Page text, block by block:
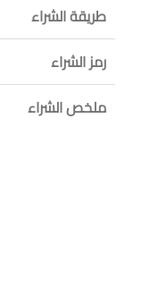
طريقة الشراء
رمز الشراء
ملخص الشراء